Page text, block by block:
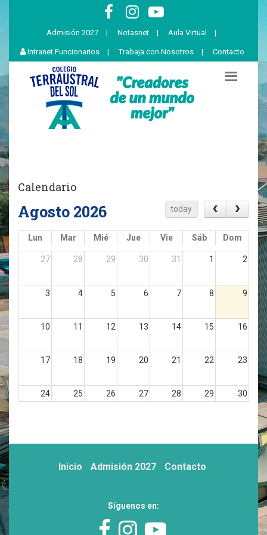
Admisión 2027 | Notasnet | Aula Virtual |
Intranet Funcionarios | Trabaja con Nosotros | Contacto
Calendario
Agosto 2026 today
Lun Mar Mié Jue Vie Sáb Dom
27 28 29 30 31 1 2
3 4 5 6 7 8 9
10 11 12 13 14 15 16
17 18 19 20 21 22 23
24 25 26 27 28 29 30
Inicio Admisión 2027 Contacto
Síguenos en: